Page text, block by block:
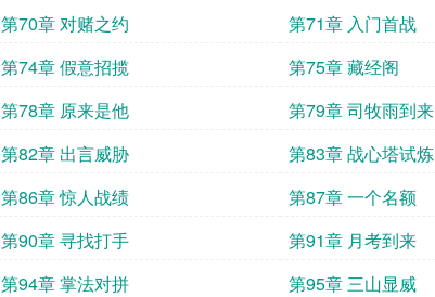
第70章 对赌之约 第71章 入门首战
第74章 假意招揽 第75章 藏经阁
第78章 原来是他 第79章 司牧雨到来
第82章 出言威胁 第83章 战心塔试炼
第86章 惊人战绩 第87章 一个名额
第90章 寻找打手 第91章 月考到来
第94章 掌法对拼 第95章 三山显威